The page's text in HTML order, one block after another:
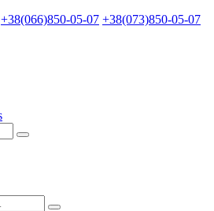
+38(066)850-05-07 +38(073)850-05-07